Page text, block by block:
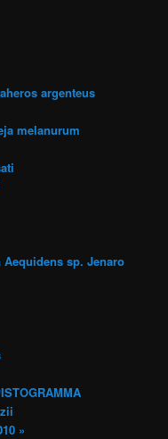
argenteus
melanurum
sp. Jenaro
»